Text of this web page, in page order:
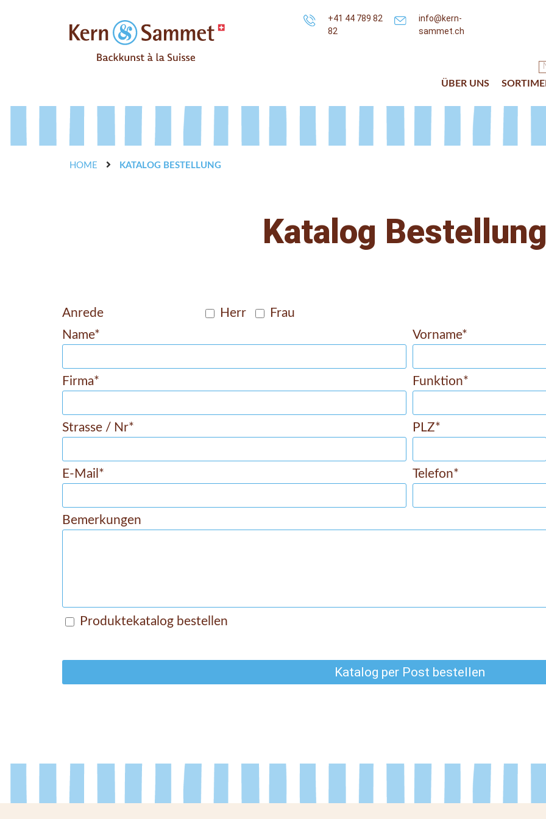
+41 44 789 82
82
info@kern-
sammet.ch
ÜBER UNS
HOME KATALOG BESTELLUNG
Katalog
Anrede Herr
Frau
Name*
Vorname*
Firma* Funktion*
Strasse / Nr* PLZ*
E-Mail* Telefon*
Bemerkungen
Produktekatalog bestellen
Katalog per Post bestellen